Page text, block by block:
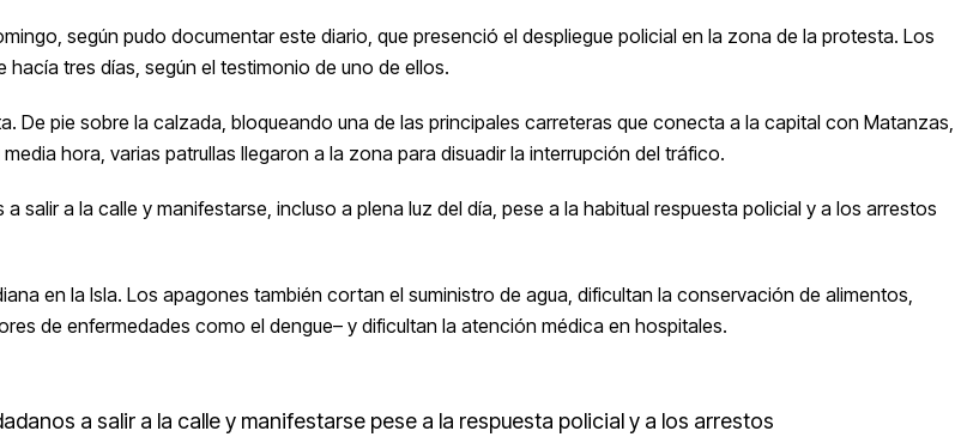
según pudo documentar este diario, que presenció el despliegue policial en la zona de la protesta. Los
tres días, según el testimonio de uno de ellos.
pie sobre la calzada, bloqueando una de las principales carreteras que conecta a la capital con Matanzas,
hora, varias patrullas llegaron a la zona para disuadir la interrupción del tráfico.
salir a la calle y manifestarse, incluso a plena luz del día, pese a la habitual respuesta policial y a los arrestos
en la Isla. Los apagones también cortan el suministro de agua, dificultan la conservación de alimentos,
de enfermedades como el dengue– y dificultan la atención médica en hospitales.
a salir a la calle y manifestarse pese a la respuesta policial y a los arrestos